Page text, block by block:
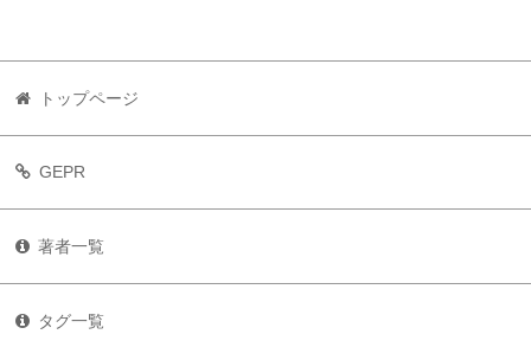
トップページ
GEPR
著者一覧
タグ一覧